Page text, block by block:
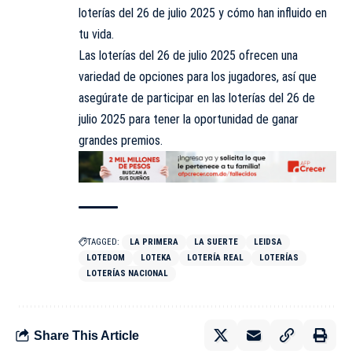
loterías del 26 de julio 2025 y cómo han influido en
tu vida.
Las loterías del 26 de julio 2025 ofrecen una
variedad de opciones para los jugadores, así que
asegúrate de participar en las loterías del 26 de
julio 2025 para tener la oportunidad de ganar
grandes premios.
TAGGED: LA PRIMERA LA SUERTE
LEIDSA
LOTEDOM
LOTEKA LOTERÍA REAL
LOTERÍAS
LOTERÍAS NACIONAL
Share This Article